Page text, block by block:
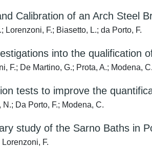
Calibration of an Arch Steel
Lorenzoni, F.; Biasetto, L.; da Porto, F.
into the qualification
F.; De Martino, G.; Prota, A.; Modena, C.
tests to improve the
Da Porto, F.; Modena, C.
study of the Sarno Baths in
F.